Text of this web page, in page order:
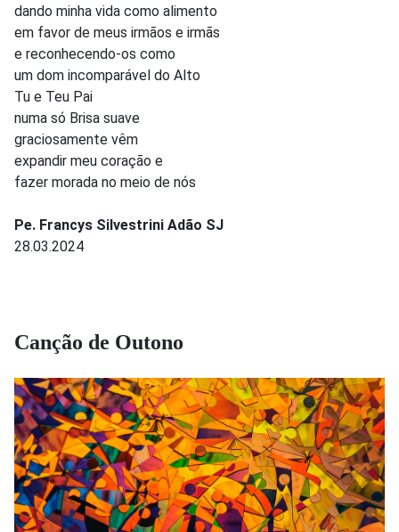
dando minha vida como alimento
em favor de meus irmãos e irmãs
e reconhecendo-os como
um dom incomparável do Alto
Tu e Teu Pai
numa só Brisa suave
graciosamente vêm
expandir meu coração e
fazer morada no meio de nós
Pe. Francys Silvestrini Adão SJ
28.03.2024
Canção de Outono